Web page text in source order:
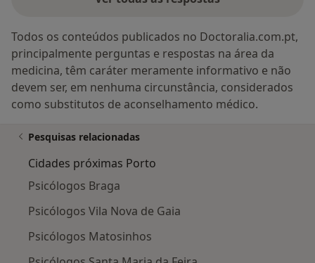
Todos os conteúdos publicados no Doctoralia.com.pt,
principalmente perguntas e respostas na área da
medicina, têm caráter meramente informativo e não
devem ser, em nenhuma circunstância, considerados
como substitutos de aconselhamento médico.
Pesquisas relacionadas
Cidades próximas Porto
Psicólogos Braga
Psicólogos Vila Nova de Gaia
Psicólogos Matosinhos